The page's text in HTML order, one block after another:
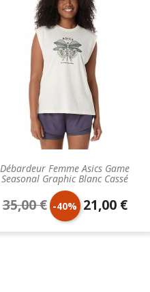
Débardeur Femme Asics Game
Seasonal Graphic Blanc Cassé
Prix
de
35,00 € -40% Prix
unitaire
21,00 €